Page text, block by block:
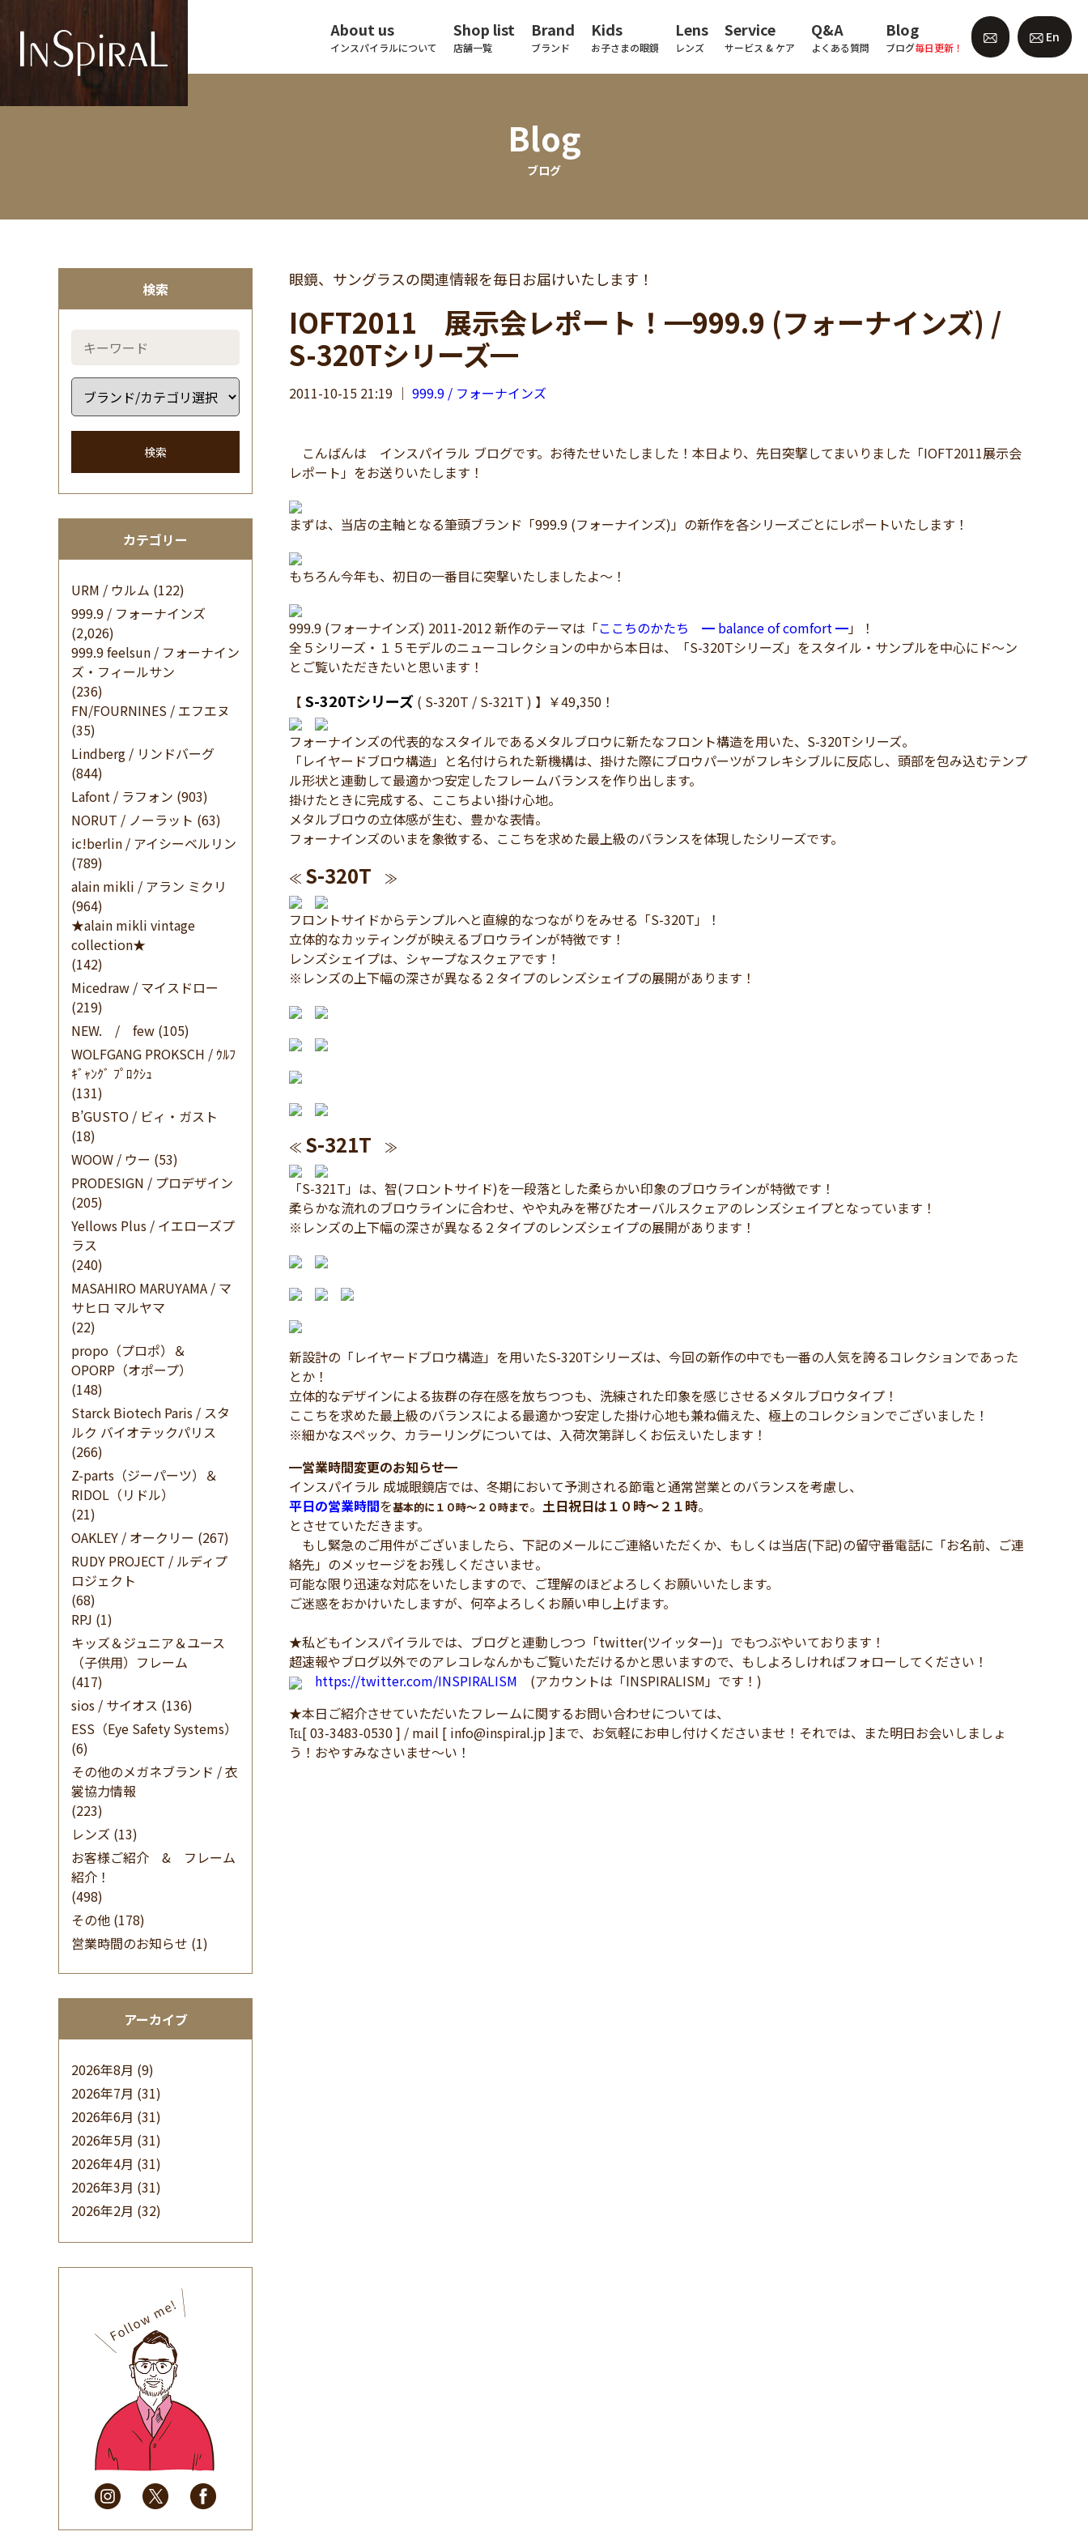
About us
インスパイラルについて
Shop list
店舗一覧
Brand
ブランド
Kids
お子さまの眼鏡
Lens
レンズ
Service
サービス & ケア
Q&A
よくある質問
Blog
ブログ毎日更新！
En
Blog
ブログ
検索
検索
カテゴリー
URM / ウルム (122)
999.9 / フォーナインズ
(2,026)
999.9 feelsun / フォーナイン
ズ・フィールサン
(236)
FN/FOURNINES / エフエヌ
(35)
Lindberg / リンドバーグ
(844)
Lafont / ラフォン (903)
NORUT / ノーラット (63)
ic!berlin / アイシーベルリン
(789)
alain mikli / アラン ミクリ
(964)
★alain mikli vintage
collection★
(142)
Micedraw / マイスドロー
(219)
NEW. / few (105)
WOLFGANG PROKSCH / ｳﾙﾌ
ｷﾞｬﾝｸﾞ ﾌﾟﾛｸｼｭ
(131)
B’GUSTO / ビィ・ガスト
(18)
WOOW / ウー (53)
PRODESIGN / プロデザイン
(205)
Yellows Plus / イエローズプ
ラス
(240)
MASAHIRO MARUYAMA / マ
サヒロ マルヤマ
(22)
propo（プロポ）＆
OPORP（オポープ）
(148)
Starck Biotech Paris / スタ
ルク バイオテックパリス
(266)
Z-parts（ジーパーツ）＆
RIDOL（リドル）
(21)
OAKLEY / オークリー (267)
RUDY PROJECT / ルディプ
ロジェクト
(68)
RPJ (1)
キッズ＆ジュニア＆ユース
（子供用）フレーム
(417)
sios / サイオス (136)
ESS（Eye Safety Systems）
(6)
その他のメガネブランド / 衣
裳協力情報
(223)
レンズ (13)
お客様ご紹介 & フレーム
紹介！
(498)
その他 (178)
営業時間のお知らせ (1)
アーカイブ
2026年8月 (9)
2026年7月 (31)
2026年6月 (31)
2026年5月 (31)
2026年4月 (31)
2026年3月 (31)
2026年2月 (32)
(32)
2025年9月(30)
2025年8月(31)
2025年7月(37)
2025年6月(48)
2025年5月
(41)
2025年4月
(32)
2025年3月(31)
2025年2月
(28)
2025年1月
(34)
眼鏡、サングラスの関連情報を毎日お届けいたします！
IOFT2011 展示会レポート！━999.9 (フォーナインズ) /
S-320Tシリーズ━
2011-10-15 21:19 ｜ 999.9 / フォーナインズ
こんばんは インスパイラル ブログです。お待たせいたしました！本日より、先日突撃してまいりました「IOFT2011展示会
レポート」をお送りいたします！
まずは、当店の主軸となる筆頭ブランド「999.9 (フォーナインズ)」の新作を各シリーズごとにレポートいたします！
もちろん今年も、初日の一番目に突撃いたしましたよ～！
999.9 (フォーナインズ) 2011-2012 新作のテーマは「ここちのかたち ━ balance of comfort ━」！
全５シリーズ・１５モデルのニューコレクションの中から本日は、「S-320Tシリーズ」をスタイル・サンプルを中心にド～ン
とご覧いただきたいと思います！
【 S-320Tシリーズ ( S-320T / S-321T ) 】￥49,350！
フォーナインズの代表的なスタイルであるメタルブロウに新たなフロント構造を用いた、S-320Tシリーズ。
「レイヤードブロウ構造」と名付けられた新機構は、掛けた際にブロウパーツがフレキシブルに反応し、頭部を包み込むテンプ
ル形状と連動して最適かつ安定したフレームバランスを作り出します。
掛けたときに完成する、ここちよい掛け心地。
メタルブロウの立体感が生む、豊かな表情。
フォーナインズのいまを象徴する、ここちを求めた最上級のバランスを体現したシリーズです。
≪ S-320T ≫
フロントサイドからテンプルへと直線的なつながりをみせる「S-320T」！
立体的なカッティングが映えるブロウラインが特徴です！
レンズシェイプは、シャープなスクェアです！
※レンズの上下幅の深さが異なる２タイプのレンズシェイプの展開があります！
≪ S-321T ≫
「S-321T」は、智(フロントサイド)を一段落とした柔らかい印象のブロウラインが特徴です！
柔らかな流れのブロウラインに合わせ、やや丸みを帯びたオーバルスクェアのレンズシェイプとなっています！
※レンズの上下幅の深さが異なる２タイプのレンズシェイプの展開があります！
新設計の「レイヤードブロウ構造」を用いたS-320Tシリーズは、今回の新作の中でも一番の人気を誇るコレクションであった
とか！
立体的なデザインによる抜群の存在感を放ちつつも、洗練された印象を感じさせるメタルブロウタイプ！
ここちを求めた最上級のバランスによる最適かつ安定した掛け心地も兼ね備えた、極上のコレクションでございました！
※細かなスペック、カラーリングについては、入荷次第詳しくお伝えいたします！
━営業時間変更のお知らせ━
インスパイラル 成城眼鏡店では、冬期において予測される節電と通常営業とのバランスを考慮し、
平日の営業時間を基本的に１０時～２０時まで。 土日祝日は１０時～２１時。
とさせていただきます。
もし緊急のご用件がございましたら、下記のメールにご連絡いただくか、もしくは当店(下記)の留守番電話に「お名前、ご連
絡先」のメッセージをお残しくださいませ。
可能な限り迅速な対応をいたしますので、ご理解のほどよろしくお願いいたします。
ご迷惑をおかけいたしますが、何卒よろしくお願い申し上げます。
★私どもインスパイラルでは、ブログと連動しつつ「twitter(ツイッター)」でもつぶやいております！
超速報やブログ以外でのアレコレなんかもご覧いただけるかと思いますので、もしよろしければフォローしてください！
https://twitter.com/INSPIRALISM (アカウントは「INSPIRALISM」です！)
★本日ご紹介させていただいたフレームに関するお問い合わせについては、
℡[ 03-3483-0530 ] / mail [ info@inspiral.jp ]まで、お気軽にお申し付けくださいませ！それでは、また明日お会いしましょ
う！おやすみなさいませ～い！